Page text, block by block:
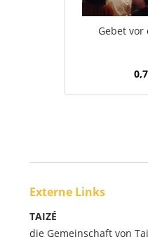
Gebet vor
Externe Links
TAIZÉ
die Gemeinschaft von